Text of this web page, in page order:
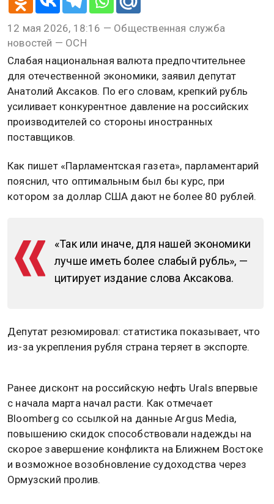
12 мая 2026, 18:16 — Общественная служба
новостей — ОСН
Слабая национальная валюта предпочтительнее
для отечественной экономики, заявил депутат
Анатолий Аксаков. По его словам, крепкий рубль
усиливает конкурентное давление на российских
производителей со стороны иностранных
поставщиков.
Как пишет «Парламентская газета», парламентарий
пояснил, что оптимальным был бы курс, при
котором за доллар США дают не более 80 рублей.
«Так или иначе, для нашей экономики
лучше иметь более слабый рубль», —
цитирует издание слова Аксакова.
Депутат резюмировал: статистика показывает, что
из-за укрепления рубля страна теряет в экспорте.
Ранее дисконт на российскую нефть Urals впервые
с начала марта начал расти. Как отмечает
Bloomberg со ссылкой на данные Argus Media,
повышению скидок способствовали надежды на
скорое завершение конфликта на Ближнем Востоке
и возможное возобновление судоходства через
Ормузский пролив.